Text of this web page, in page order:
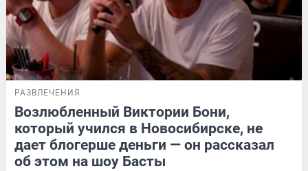
РАЗВЛЕЧЕНИЯ
Возлюбленный Виктории Бони,
который учился в Новосибирске, не
дает блогерше деньги — он рассказал
об этом на шоу Басты